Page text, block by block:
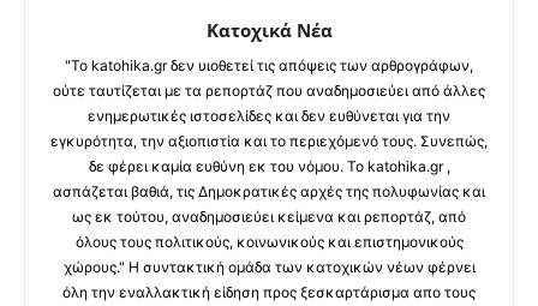
Κατοχικά Νέα
"Το katohika.gr δεν υιοθετεί τις απόψεις των αρθρογράφων,
ούτε ταυτίζεται με τα ρεπορτάζ που αναδημοσιεύει από άλλες
ενημερωτικές ιστοσελίδες και δεν ευθύνεται για την
εγκυρότητα, την αξιοπιστία και το περιεχόμενό τους. Συνεπώς,
δε φέρει καμία ευθύνη εκ του νόμου. Το katohika.gr ,
ασπάζεται βαθιά, τις Δημοκρατικές αρχές της πολυφωνίας και
ως εκ τούτου, αναδημοσιεύει κείμενα και ρεπορτάζ, από
όλους τους πολιτικούς, κοινωνικούς και επιστημονικούς
χώρους." Η συντακτική ομάδα των κατοχικών νέων φέρνει
όλη την εναλλακτική είδηση προς ξεσκαρτάρισμα απο τους